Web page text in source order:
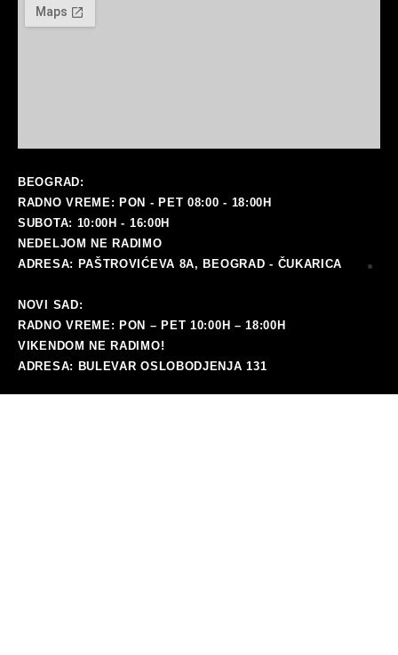
BEOGRAD:
RADNO VREME: PON - PET 08:00 - 18:00H
SUBOTA: 10:00H - 16:00H
NEDELJOM NE RADIMO
ADRESA: PAŠTROVIĆEVA 8A, BEOGRAD - ČUKARICA
NOVI SAD:
RADNO VREME: PON – PET 10:00H – 18:00H
VIKENDOM NE RADIMO!
ADRESA: BULEVAR OSLOBODJENJA 131